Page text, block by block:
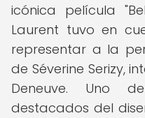
icónica película
Laurent tuvo en
representar a la
de Séverine Serizy,
Deneuve. Uno
destacados del